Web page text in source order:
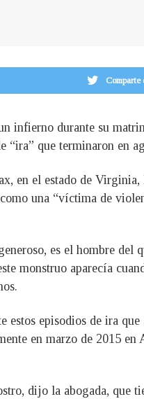
infierno durante su
que terminaron en
en el estado de
una “víctima de
es el hombre del
monstruo aparecía
estos episodios de ira
en marzo de 2015 en
dijo la abogada, que